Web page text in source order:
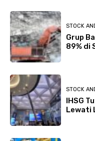
STOCK
Grup
89% di
STOCK
IHSG
Lewati